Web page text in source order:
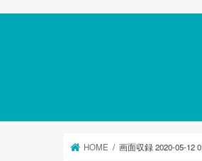
HOME 画面収録 2020-05-12